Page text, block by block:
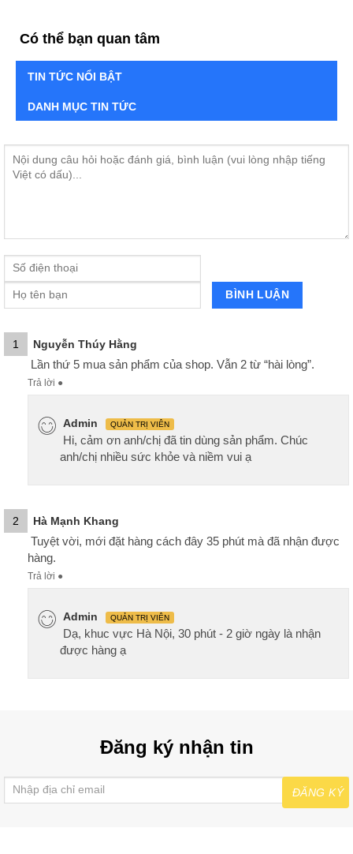
Có thể bạn quan tâm
TIN TỨC NỔI BẬT
DANH MỤC TIN TỨC
1 Nguyễn Thúy Hằng
Lần thứ 5 mua sản phẩm của shop. Vẫn 2 từ “hài lòng”.
Trả lời ●
Admin QUẢN TRỊ VIÊN
Hi, cảm ơn anh/chị đã tin dùng sản phẩm. Chúc
anh/chị nhiều sức khỏe và niềm vui ạ
2 Hà Mạnh Khang
Tuyệt vời, mới đặt hàng cách đây 35 phút mà đã nhận được
hàng.
Trả lời ●
Admin QUẢN TRỊ VIÊN
Dạ, khuc vực Hà Nội, 30 phút - 2 giờ ngày là nhận
được hàng ạ
Đăng ký nhận tin
ĐĂNG KÝ